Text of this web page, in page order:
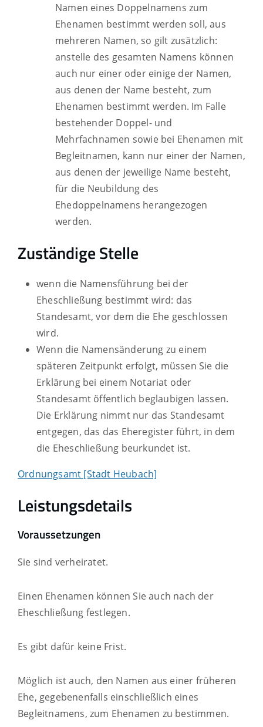
Namen eines Doppelnamens zum
Ehenamen bestimmt werden soll, aus
mehreren Namen, so gilt zusätzlich:
anstelle des gesamten Namens können
auch nur einer oder einige der Namen,
aus denen der Name besteht, zum
Ehenamen bestimmt werden. Im Falle
bestehender Doppel- und
Mehrfachnamen sowie bei Ehenamen mit
Begleitnamen, kann nur einer der Namen,
aus denen der jeweilige Name besteht,
für die Neubildung des
Ehedoppelnamens herangezogen
werden.
Zuständige Stelle
wenn die Namensführung bei der
Eheschließung bestimmt wird: das
Standesamt, vor dem die Ehe geschlossen
wird.
Wenn die Namensänderung zu einem
späteren Zeitpunkt erfolgt, müssen Sie die
Erklärung bei einem Notariat oder
Standesamt öffentlich beglaubigen lassen.
Die Erklärung nimmt nur das Standesamt
entgegen, das das Eheregister führt, in dem
die Eheschließung beurkundet ist.
Ordnungsamt [Stadt Heubach]
Leistungsdetails
Voraussetzungen
Sie sind verheiratet.
Einen Ehenamen können Sie auch nach der
Eheschließung festlegen.
Es gibt dafür keine Frist.
Möglich ist auch, den Namen aus einer früheren
Ehe, gegebenenfalls einschließlich eines
Begleitnamens, zum Ehenamen zu bestimmen.